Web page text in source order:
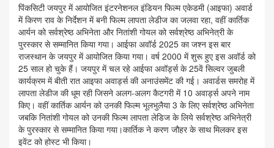
पिंकसिटी जयपुर में आयोजित इंटरनेशनल इंडियन फिल्म एकेडमी (आइफा) अवार्ड
में किरण राव के निर्देशन में बनी फिल्म लापता लेडीज का जलवा रहा, वहीं कार्तिक
आर्यन को सर्वश्रेष्ठ अभिनेता और नितांशी गोयल को सर्वश्रेष्ठ अभिनेत्री के
पुरस्कार से सम्मानित किया गया। आईफा अवॉर्ड 2025 का जश्न इस बार
राजस्थान के जयपुर में आयोजित किया गया। वर्ष 2000 में शुरू हुए इस अवॉर्ड को
25 साल हो चुके हैं। जयपुर में चल रहे आईफा अवॉर्ड्स के 25वें सिल्वर जुबली
कार्यक्रम में बीती रात आइफा अवार्ड्स की अनाउंसमेंट की गई। अवार्डस समरोह में
लापता लेडीज की धूम रही जिसने अलग-अलग कैटगरी में 10 अवार्ड्स अपने नाम
किए। वहीं कार्तिक आर्यन को उनकी फिल्म भूलभुलैया 3 के लिए सर्वश्रेष्ठ अभिनेता
जबकि नितांशी गोयल को उनकी फिल्म लापता लेडिज के लिये सर्वश्रेष्ठ अभिनेत्री
के पुरस्कार से सम्मानित किया गया।कार्तिक ने करण जौहर के साथ मिलकर इस
इवेंट को होस्ट भी किया।